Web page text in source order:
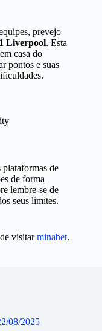
prevejo
Liverpool. Esta
casa do
pontos e suas
plataformas de
de forma
lembre-se de
seus limites.
visitarminabet.
08/2025